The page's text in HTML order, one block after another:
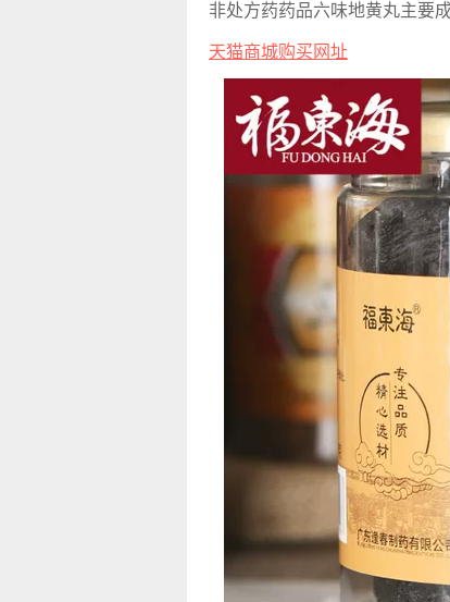
非处方药药品六味地黄丸主要成
天猫商城购买网址